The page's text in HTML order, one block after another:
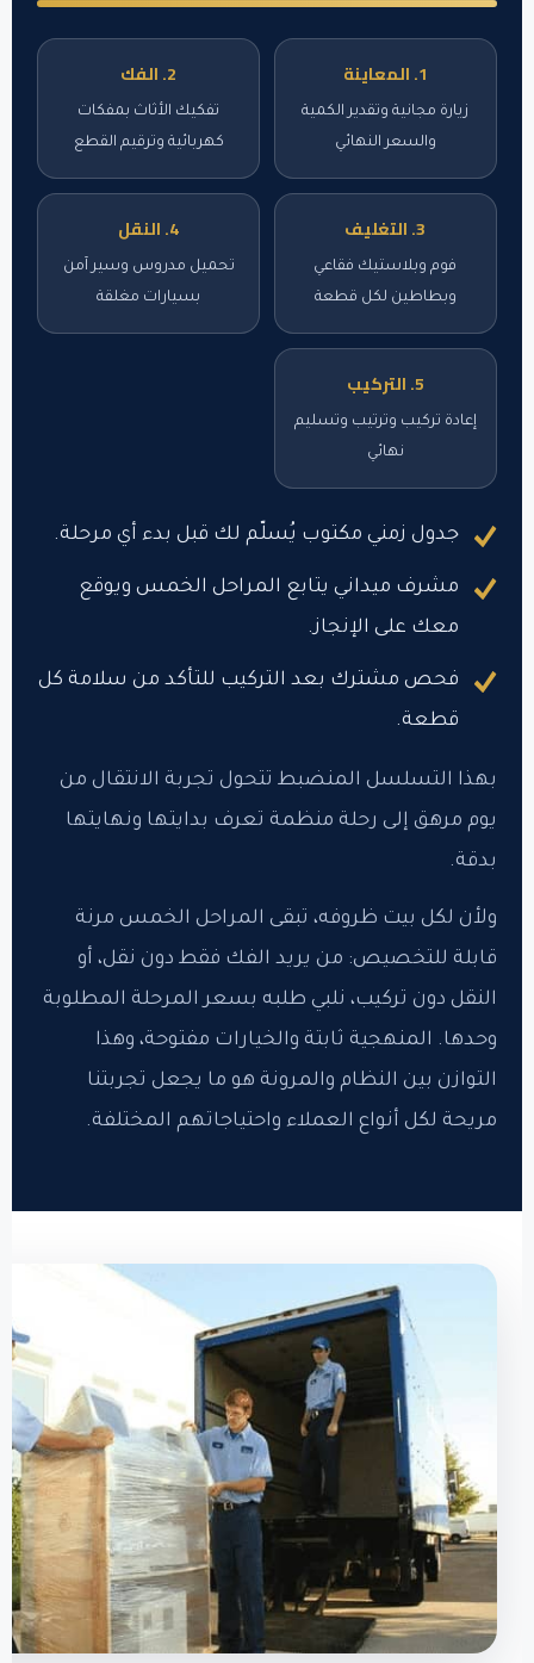
1. المعاينة
زيارة مجانية وتقدير الكمية
والسعر النهائي
2. الفك
تفكيك الأثاث بمفكات
كهربائية وترقيم القطع
3. التغليف
فوم وبلاستيك فقاعي
وبطاطين لكل قطعة
4. النقل
تحميل مدروس وسير آمن
بسيارات مغلقة
5. التركيب
إعادة تركيب وترتيب وتسليم
نهائي
جدول زمني مكتوب يُسلّم لك قبل بدء أي مرحلة.
مشرف ميداني يتابع المراحل الخمس ويوقع
معك على الإنجاز.
فحص مشترك بعد التركيب للتأكد من سلامة كل
قطعة.
بهذا التسلسل المنضبط تتحول تجربة الانتقال من
يوم مرهق إلى رحلة منظمة تعرف بدايتها ونهايتها
بدقة.
ولأن لكل بيت ظروفه، تبقى المراحل الخمس مرنة
قابلة للتخصيص: من يريد الفك فقط دون نقل، أو
النقل دون تركيب، نلبي طلبه بسعر المرحلة المطلوبة
وحدها. المنهجية ثابتة والخيارات مفتوحة، وهذا
التوازن بين النظام والمرونة هو ما يجعل تجربتنا
مريحة لكل أنواع العملاء واحتياجاتهم المختلفة.